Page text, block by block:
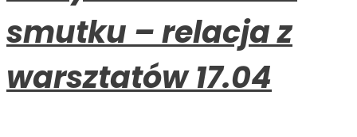
smutku – relacja z
warsztatów 17.04